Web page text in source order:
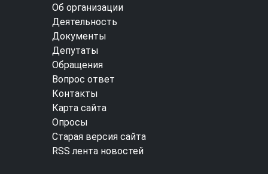
Об организации
Деятельность
Документы
Депутаты
Обращения
Вопрос ответ
Контакты
Карта сайта
Опросы
Старая версия сайта
RSS лента новостей